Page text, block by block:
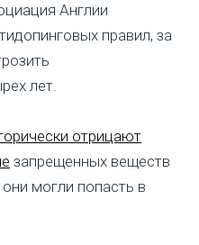
Англии
правил, за
лет.
отрицают
запрещенных веществ
могли попасть в